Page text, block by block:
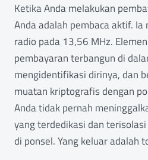
Ketika Anda melakukan
Anda adalah pembaca aktif.
radio pada 13,56 MHz.
pembayaran terbangun di
mengidentifikasi dirinya, dan
muatan kriptografis dengan
Anda tidak pernah
yang terdedikasi dan
di ponsel. Yang keluar adalah